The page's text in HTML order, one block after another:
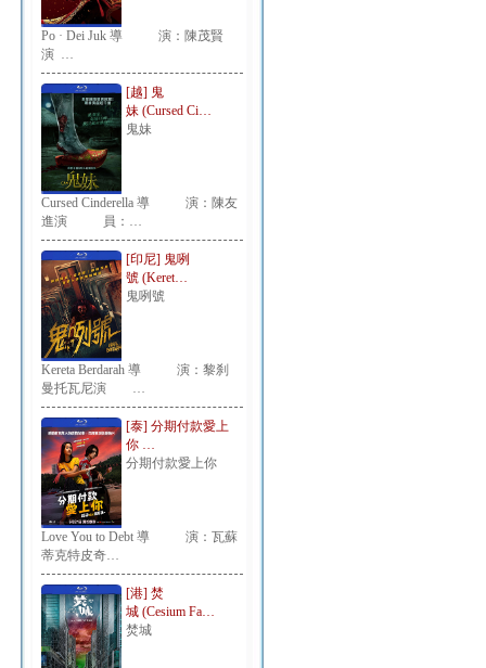
Po · Dei Juk 導 演：陳茂賢
演 …
[越] 鬼
妹 (Cursed Ci…
鬼妹
Cursed Cinderella 導 演：陳友
進演 員：…
[印尼] 鬼咧
號 (Keret…
鬼咧號
Kereta Berdarah 導 演：黎刹
曼托瓦尼演 …
[泰] 分期付款愛上
你 …
分期付款愛上你
Love You to Debt 導 演：瓦蘇
蒂克特皮奇…
[港] 焚
城 (Cesium Fa…
焚城